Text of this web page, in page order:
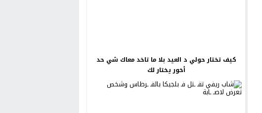
كيف تختار حولي د العيد بلا ما تاخد معاك شي حد
أخور يختار لك